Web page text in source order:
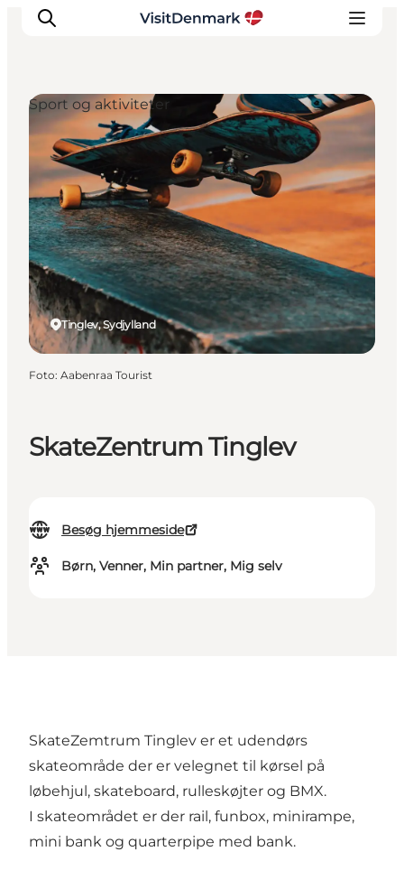
Inspiration
Destinationer
Oplevelser
Overnatning
Planlæg ferien
SkateZentrum Tinglev
Besøg hjemmeside
Børn, Venner, Min partner, Mig selv
Tinglev, Sydjylland
Sport og aktiviteter
Foto: Aabenraa Tourist
SkateZemtrum Tinglev er et udendørs
skateområde der er velegnet til kørsel på
løbehjul, skateboard, rulleskøjter og BMX.
I skateområdet er der rail, funbox, minirampe,
mini bank og quarterpipe med bank.